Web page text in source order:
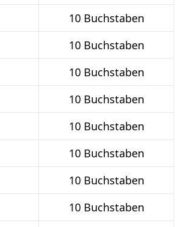
10 Buchstaben
10 Buchstaben
10 Buchstaben
10 Buchstaben
10 Buchstaben
10 Buchstaben
10 Buchstaben
10 Buchstaben